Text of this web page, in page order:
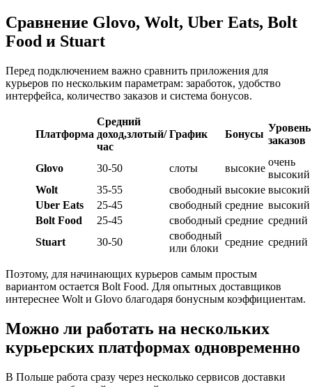
Сравнение Glovo, Wolt, Uber Eats, Bolt
Food и Stuart
Перед подключением важно сравнить приложения для
курьеров по нескольким параметрам: заработок, удобство
интерфейса, количество заказов и система бонусов.
Платформа
Средний
доход,злотый/
час
График Бонусы
Уровень
заказов
Glovo 30-50 слоты высокие
очень
высокий
Wolt
35-55 свободный высокие высокий
Uber Eats
25-45 свободный средние высокий
Bolt Food
25-45 свободный средние средний
Stuart
30-50
свободный
или блоки
средние средний
Поэтому, для начинающих курьеров самым простым
вариантом остается Bolt Food. Для опытных доставщиков
интереснее Wolt и Glovo благодаря бонусным коэффициентам.
Можно ли работать на нескольких
курьерских платформах одновременно
В Польше работа сразу через несколько сервисов доставки